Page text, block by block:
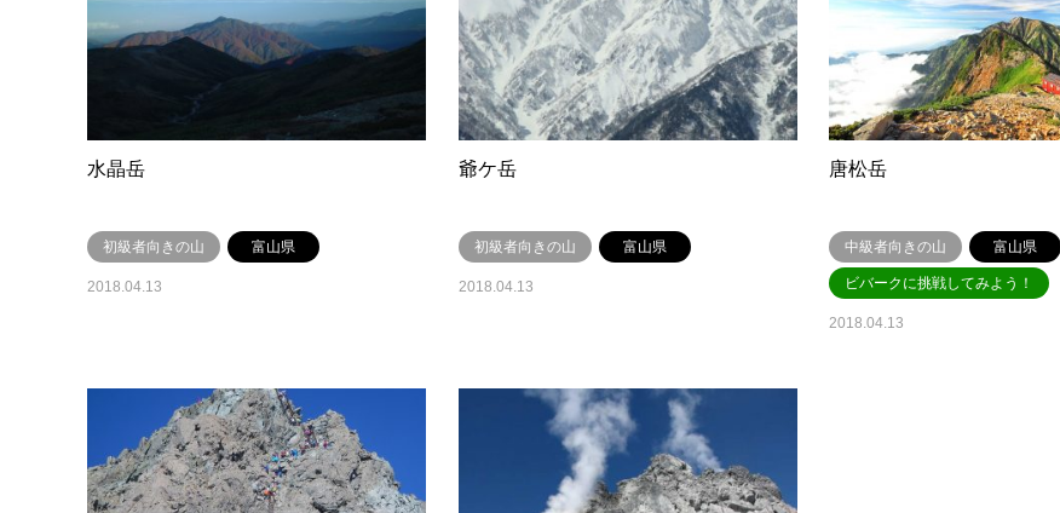
水晶岳
初級者向きの山 富山県
2018.04.13
爺ケ岳
初級者向きの山 富山県
2018.04.13
唐松岳
中級者向きの山 富山県
ビバークに挑戦してみよう！
2018.04.13